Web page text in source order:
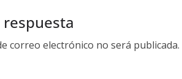
correo electrónico no será publicada.